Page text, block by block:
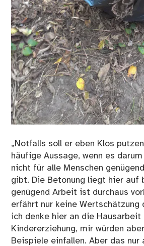
„Notfalls soll er eben Klos
häufige Aussage, wenn es
nicht für alle Menschen
gibt. Die Betonung liegt hier auf
genügend Arbeit ist durchaus
erfährt nur keine Wertschätzung
ich denke hier an die Hausarbeit
Kindererziehung, mir würden
Beispiele einfallen. Aber das nur